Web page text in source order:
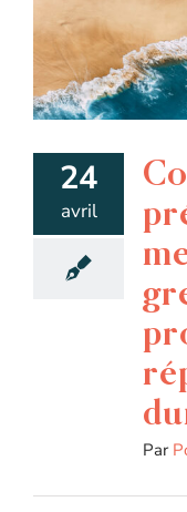
24
avril
Par